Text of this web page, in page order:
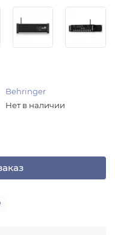
Behringer
Нет в наличии